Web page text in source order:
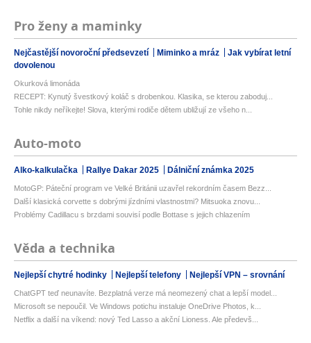
Pro ženy a maminky
Nejčastější novoroční předsevzetí Miminko a mráz
Jak vybírat letní
dovolenou
Okurková limonáda
RECEPT: Kynutý švestkový koláč s drobenkou. Klasika, se kterou zaboduj...
Tohle nikdy neříkejte! Slova, kterými rodiče dětem ubližují ze všeho n...
Auto-moto
Alko-kalkulačka Rallye Dakar 2025 Dálniční známka 2025
MotoGP: Páteční program ve Velké Británii uzavřel rekordním časem Bezz...
Další klasická corvette s dobrými jízdními vlastnostmi? Mitsuoka znovu...
Problémy Cadillacu s brzdami souvisí podle Bottase s jejich chlazením
Věda a technika
Nejlepší chytré hodinky Nejlepší telefony Nejlepší VPN – srovnání
ChatGPT teď neunavíte. Bezplatná verze má neomezený chat a lepší model...
Microsoft se nepoučil. Ve Windows potichu instaluje OneDrive Photos, k...
Netflix a další na víkend: nový Ted Lasso a akční Lioness. Ale předevš...